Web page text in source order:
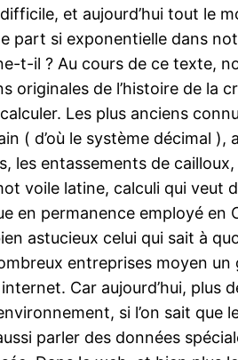
et aujourd’hui tout le
part si exponentielle dans
t-il ? Au cours de ce texte,
originales de l’histoire de la
Les plus anciens
( d’où le système décimal ),
les entassements de
voile latine, calculi qui veut
en permanence employé en
astucieux celui qui sait à
entreprises moyen
Car aujourd’hui, plus
si l’on sait que
parler des données